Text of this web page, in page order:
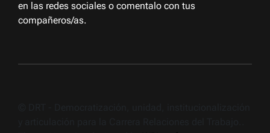
en las redes sociales o comentalo con tus
compañeros/as.